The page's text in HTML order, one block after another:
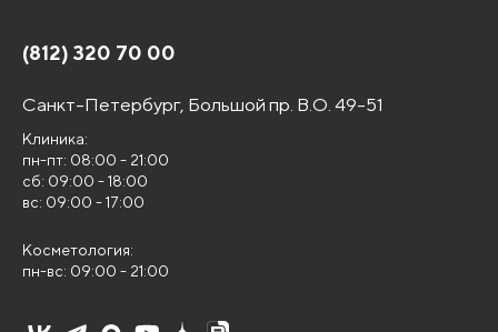
(812) 320 70 00
Санкт-Петербург, Большой пр. В.О. 49-51
Клиника:
пн-пт: 08:00 - 21:00
сб: 09:00 - 18:00
вс: 09:00 - 17:00
Косметология:
пн-вс: 09:00 - 21:00